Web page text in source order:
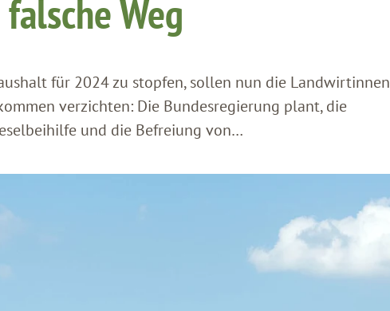
falsche Weg
für 2024 zu stopfen, sollen nun die Landwirtinnen
verzichten: Die Bundesregierung plant, die
und die Befreiung von…